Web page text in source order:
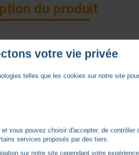
du produit
Notices
votre vie privée
telles que les cookies sur notre site
vous pouvez choisir d'accepter, de contrôler
services proposés par des tiers.
sur notre site cependant votre